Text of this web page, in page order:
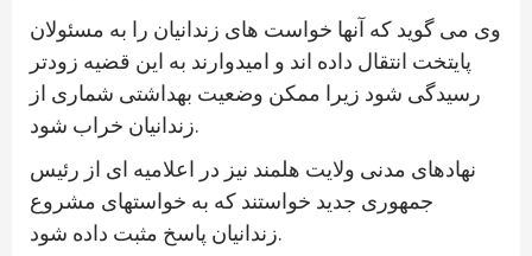
وی می گوید که آنها خواست های زندانیان را به مسئولان
پایتخت انتقال داده اند و امیدوارند به این قضیه زودتر
رسیدگی شود زیرا ممکن وضعیت بهداشتی شماری از
زندانیان خراب شود.
نهادهای مدنی ولایت هلمند نیز در اعلامیه ای از رئیس
جمهوری جدید خواستند که به خواستهای مشروع
زندانیان پاسخ مثبت داده شود.